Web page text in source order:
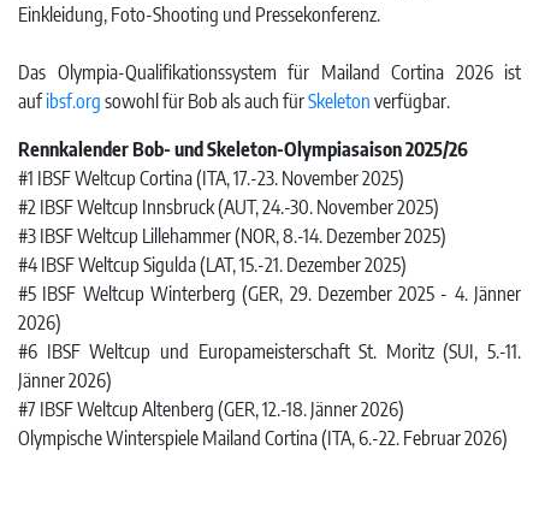
Einkleidung, Foto-Shooting und Pressekonferenz.
Das Olympia-Qualifikationssystem für Mailand Cortina 2026 ist
aufibsf.org sowohl für Bob als auch fürSkeleton verfügbar.
Rennkalender Bob- und Skeleton-Olympiasaison 2025/26
#1 IBSF Weltcup Cortina (ITA, 17.-23. November 2025)
#2 IBSF Weltcup Innsbruck (AUT, 24.-30. November 2025)
#3 IBSF Weltcup Lillehammer (NOR, 8.-14. Dezember 2025)
#4 IBSF Weltcup Sigulda (LAT, 15.-21. Dezember 2025)
#5 IBSF Weltcup Winterberg (GER, 29. Dezember 2025 - 4. Jänner
2026)
#6 IBSF Weltcup und Europameisterschaft St. Moritz (SUI, 5.-11.
Jänner 2026)
#7 IBSF Weltcup Altenberg (GER, 12.-18. Jänner 2026)
Olympische Winterspiele Mailand Cortina (ITA, 6.-22. Februar 2026)